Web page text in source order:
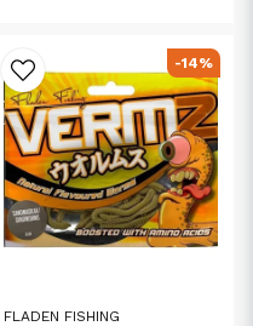
FLADEN FISHING
-14%